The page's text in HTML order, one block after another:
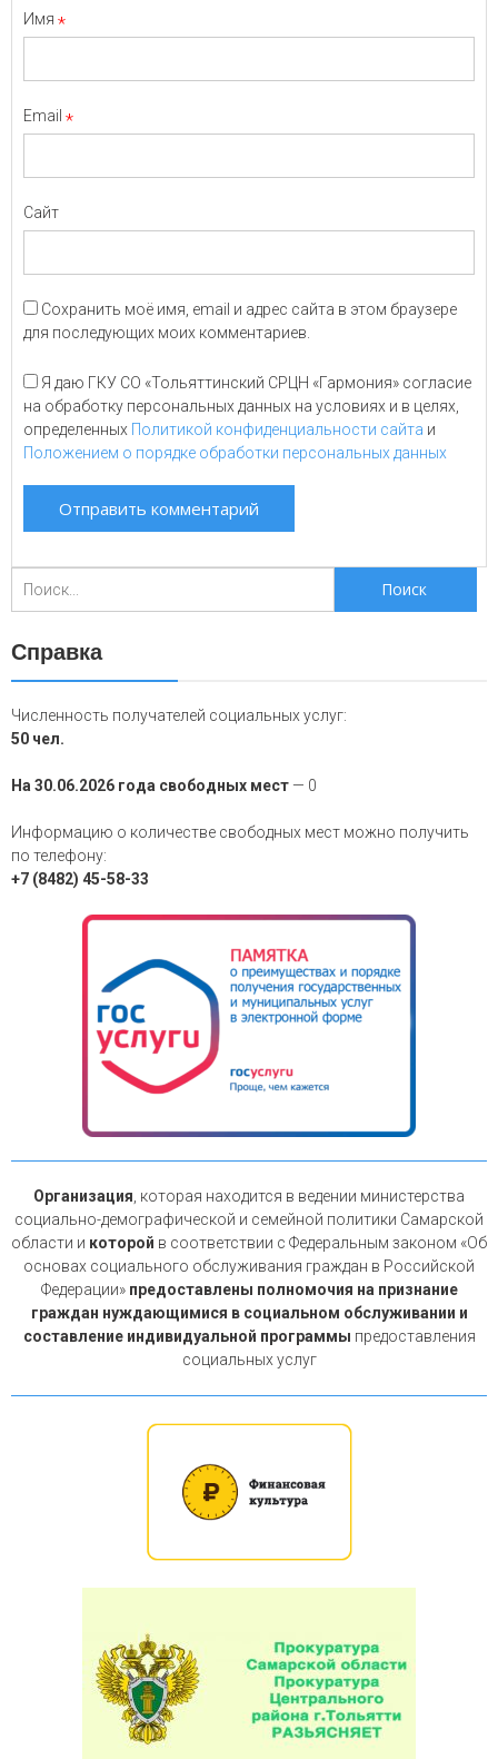
Имя *
Email *
Сайт
Сохранить моё имя, email и адрес сайта в этом браузере
для последующих моих комментариев.
Я даю ГКУ СО «Тольяттинский СРЦН «Гармония» согласие
на обработку персональных данных на условиях и в целях,
определенных Политикой конфиденциальности сайта и
Положением о порядке обработки персональных данных
для:
Справка
Численность получателей социальных услуг:
50 чел.
На 30.06.2026 года свободных мест — 0
Информацию о количестве свободных мест можно получить
по телефону:
+7 (8482) 45-58-33
Организация , которая находится в ведении министерства
социально-демографической и семейной политики Самарской
области и которой в соответствии с Федеральным законом «Об
основах социального обслуживания граждан в Российской
Федерации» предоставлены полномочия на признание
граждан нуждающимися в социальном обслуживании и
составление индивидуальной программы предоставления
социальных услуг